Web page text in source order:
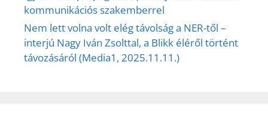
kommunikációs szakemberrel
Nem lett volna volt elég távolság a NER-től –
interjú Nagy Iván Zsolttal, a Blikk éléről történt
távozásáról (Media1, 2025.11.11.)